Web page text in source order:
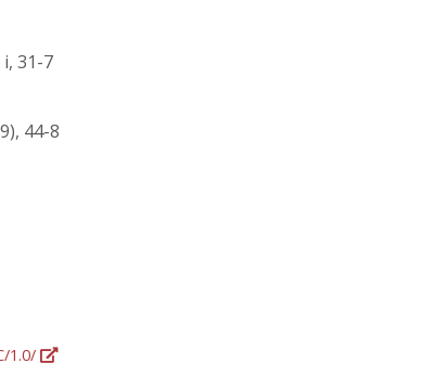
31-7
44-8
1.0/